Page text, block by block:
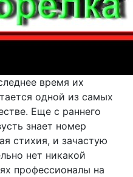
время их
одной из самых
Еще с раннего
знает номер
стихия, и зачастую
нет никакой
профессионалы на